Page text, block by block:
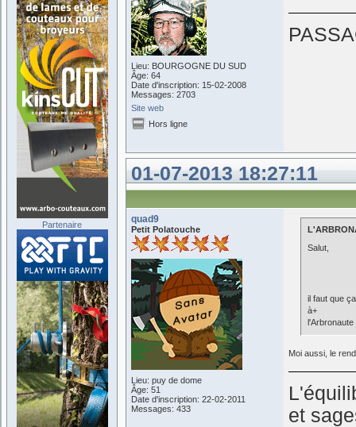
Lieu: BOURGOGNE DU SUD
Âge: 64
Date d'inscription: 15-02-2008
Messages: 2703
Site web
Hors ligne
01-07-2013 18:27:11
quad9
Petit Polatouche
Lieu: puy de dome
Âge: 51
Date d'inscription: 22-02-2011
Messages: 433
Salut,
il faut que
à+
l'Arbronaute
Moi aussi, le
et
Partenaire